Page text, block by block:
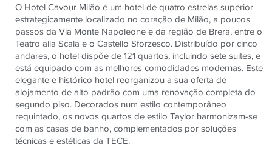
O Hotel Cavour Milão é um hotel de quatro estrelas superior
estrategicamente localizado no coração de Milão, a poucos
passos da Via Monte Napoleone e da região de Brera, entre o
Teatro alla Scala e o Castello Sforzesco. Distribuído por cinco
andares, o hotel dispõe de 121 quartos, incluindo sete suites, e
está equipado com as melhores comodidades modernas. Este
elegante e histórico hotel reorganizou a sua oferta de
alojamento de alto padrão com uma renovação completa do
segundo piso. Decorados num estilo contemporâneo
requintado, os novos quartos de estilo Taylor harmonizam-se
com as casas de banho, complementados por soluções
técnicas e estéticas da TECE.